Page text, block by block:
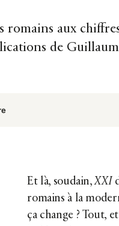
romains aux
de
Et là, soudain,XXI
romains à la
ça change ? Tout,